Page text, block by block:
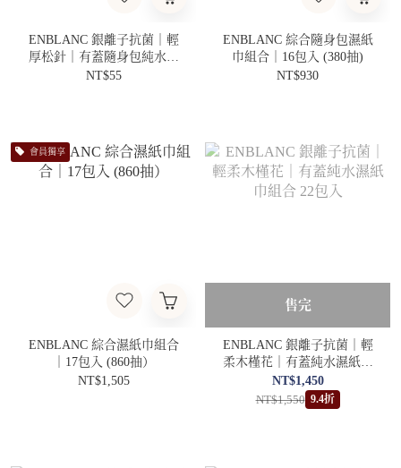
ENBLANC 銀離子抗菌｜輕
厚松針｜有蓋隨身包純水濕
紙巾｜24抽
NT$55
ENBLANC 綜合隨身包濕紙
巾組合｜16包入 (380抽)
NT$930
會員獨享
ENBLANC 綜合濕紙巾組合
｜17包入 (860抽）
NT$1,505
售完
ENBLANC 銀離子抗菌｜輕
柔木槿花｜有蓋純水濕紙巾
組合 22包入
NT$1,450
NT$1,550 9.4折